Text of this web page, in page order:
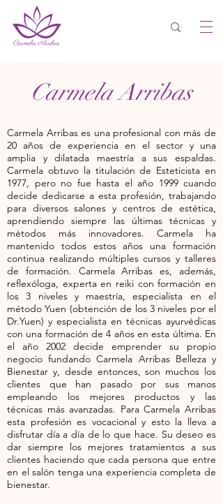
Carmela Arribas
Carmela Arribas es una profesional con más de
20 años de experiencia en el sector y una
amplia y dilatada maestría a sus espaldas.
Carmela obtuvo la titulación de Esteticista en
1977, pero no fue hasta el año 1999 cuando
decide dedicarse a esta profesión, trabajando
para diversos salones y centros de estética,
aprendiendo siempre las últimas técnicas y
métodos más innovadores. Carmela ha
mantenido todos estos años una formación
continua realizando múltiples cursos y talleres
de formación. Carmela Arribas es, además,
reflexóloga, experta en reiki con formación en
los 3 niveles y maestría, especialista en el
método Yuen (obtención de los 3 niveles por el
Dr.Yuen) y especialista en técnicas ayurvédicas
con una formación de 4 años en esta última. En
el año 2002 decide emprender su propio
negocio fundando Carmela Arribas Belleza y
Bienestar y, desde entonces, son muchos los
clientes que han pasado por sus manos
empleando los mejores productos y las
técnicas más avanzadas. Para Carmela Arribas
esta profesión es vocacional y esto la lleva a
disfrutar día a día de lo que hace. Su deseo es
dar siempre los mejores tratamientos a sus
clientes haciendo que cada persona que entre
en el salón tenga una experiencia completa de
bienestar.